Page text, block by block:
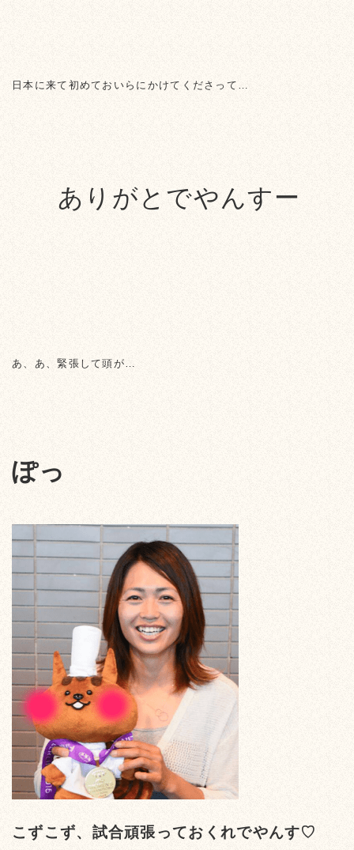
日本に来て初めておいらにかけてくださって…
ありがとでやんすー
あ、あ、緊張して頭が…
ぽっ
こずこず、試合頑張っておくれでやんす♡